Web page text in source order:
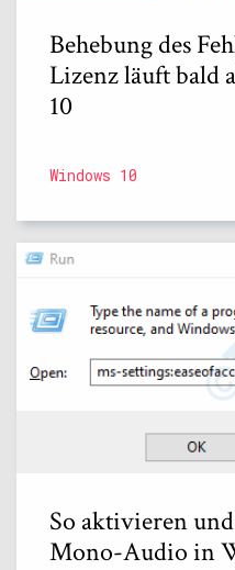
Behebung des
Lizenz läuft bald
10
Windows 10
So aktivieren
Mono-Audio in